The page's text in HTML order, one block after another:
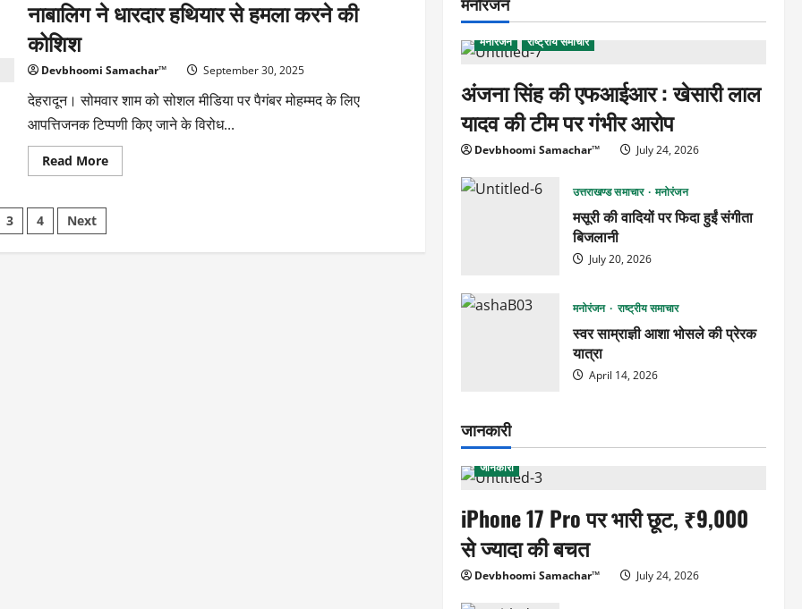
युवा,
सीएम
दिखाया
संतुलित
नाबालिग ने धारदार हथियार से हमला करने की
कोशिश
Devbhoomi Samachar™ September 30, 2025
देहरादून। सोमवार शाम को सोशल मीडिया पर पैगंबर मोहम्मद के लिए
आपत्तिजनक टिप्पणी किए जाने के विरोध...
Read MoreRead
more
3 4 Next
मनोरंजन राष्ट्रीय समाचार
अंजना सिंह की एफआईआर : खेसारी लाल
यादव की टीम पर गंभीर आरोप
Devbhoomi Samachar™ July 24, 2026
उत्तराखण्ड समाचार मनोरंजन
मसूरी की वादियों पर फिदा हुईं संगीता
बिजलानी
July 20, 2026
मनोरंजन राष्ट्रीय समाचार
स्वर साम्राज्ञी आशा भोसले की प्रेरक
यात्रा
April 14, 2026
जानकारी
जानकारी
iPhone 17 Pro पर भारी छूट, ₹9,000
से ज्यादा की बचत
Devbhoomi Samachar™ July 24, 2026